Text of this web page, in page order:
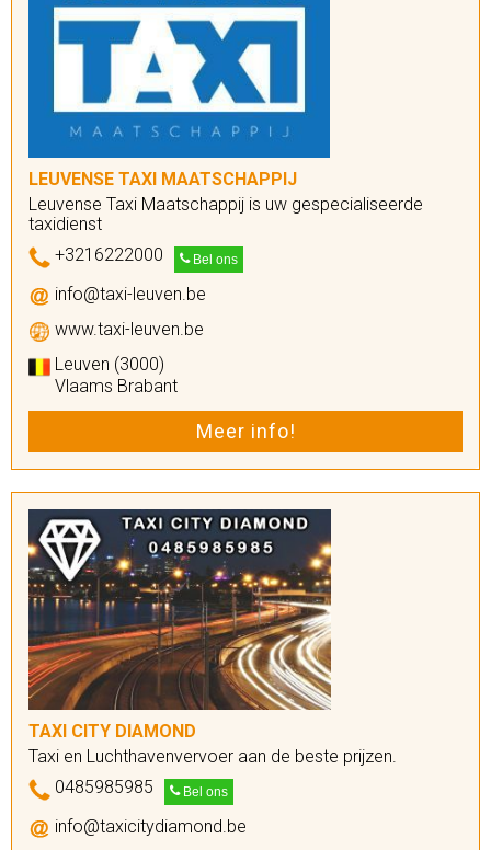
LEUVENSE TAXI MAATSCHAPPIJ
Leuvense Taxi Maatschappij is uw gespecialiseerde
taxidienst
+3216222000
Bel ons
info@taxi-leuven.be
www.taxi-leuven.be
Leuven (3000)
Vlaams Brabant
Meer info!
TAXI CITY DIAMOND
Taxi en Luchthavenvervoer aan de beste prijzen.
0485985985
Bel ons
info@taxicitydiamond.be